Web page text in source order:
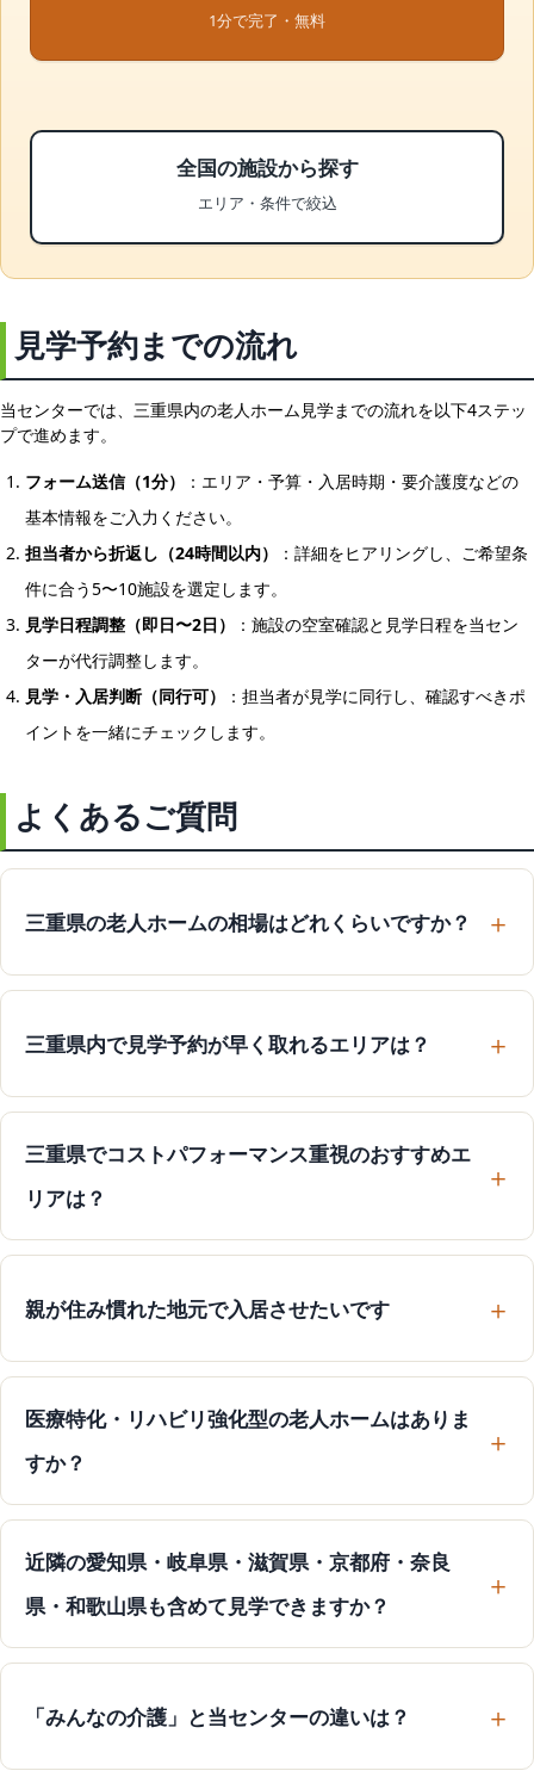
1分で完了・無料
全国の施設から探す
エリア・条件で絞込
見学予約までの流れ
当センターでは、三重県内の老人ホーム見学までの流れを以下4ステッ
プで進めます。
フォーム送信（1分）
：エリア・予算・入居時期・要介護度などの
基本情報をご入力ください。
担当者から折返し（24時間以内）
：詳細をヒアリングし、ご希望条
件に合う5〜10施設を選定します。
見学日程調整（即日〜2日）
：施設の空室確認と見学日程を当セン
ターが代行調整します。
見学・入居判断（同行可）
：担当者が見学に同行し、確認すべきポ
イントを一緒にチェックします。
よくあるご質問
三重県の老人ホームの相場はどれくらいですか？
三重県内で見学予約が早く取れるエリアは？
三重県でコストパフォーマンス重視のおすすめエ
リアは？
親が住み慣れた地元で入居させたいです
医療特化・リハビリ強化型の老人ホームはありま
すか？
近隣の愛知県・岐阜県・滋賀県・京都府・奈良
県・和歌山県も含めて見学できますか？
「みんなの介護」と当センターの違いは？